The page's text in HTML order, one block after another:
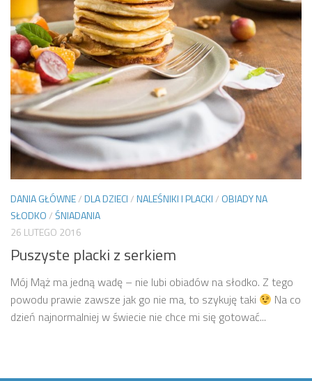
DANIA GŁÓWNE/DLA DZIECI/NALEŚNIKI I PLACKI/ OBIADY NA
SŁODKO/ŚNIADANIA
26 LUTEGO 2016
Puszyste placki z serkiem
Mój Mąż ma jedną wadę – nie lubi obiadów na słodko. Z tego
powodu prawie zawsze jak go nie ma, to szykuję taki
Na co
dzień najnormalniej w świecie nie chce mi się gotować...